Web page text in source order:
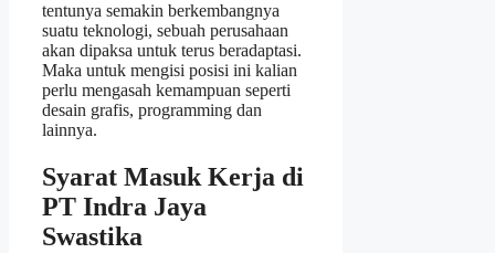
tentunya semakin berkembangnya
suatu teknologi, sebuah perusahaan
akan dipaksa untuk terus beradaptasi.
Maka untuk mengisi posisi ini kalian
perlu mengasah kemampuan seperti
desain grafis, programming dan
lainnya.
Syarat Masuk Kerja di
PT Indra Jaya
Swastika